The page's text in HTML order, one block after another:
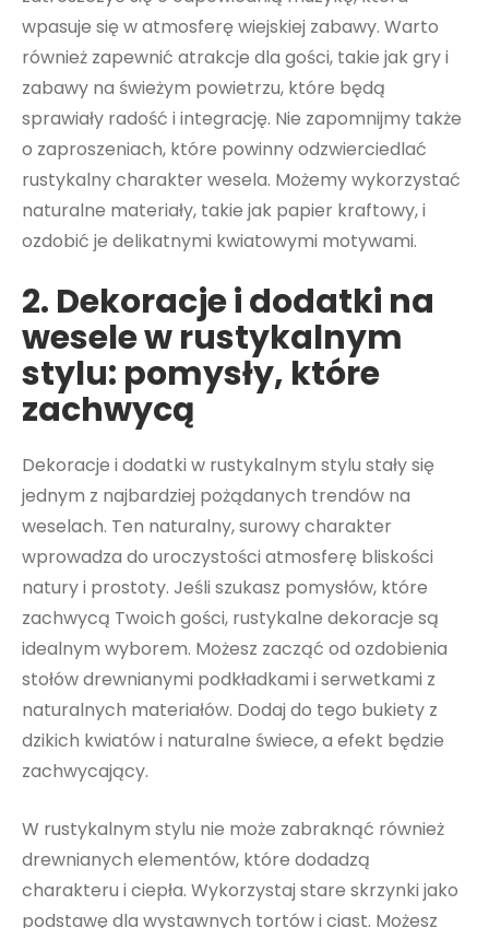
wpasuje się w atmosferę wiejskiej zabawy. Warto
również zapewnić atrakcje dla gości, takie jak gry i
zabawy na świeżym powietrzu, które będą
sprawiały radość i integrację. Nie zapomnijmy także
o zaproszeniach, które powinny odzwierciedlać
rustykalny charakter wesela. Możemy wykorzystać
naturalne materiały, takie jak papier kraftowy, i
ozdobić je delikatnymi kwiatowymi motywami.
2. Dekoracje i dodatki na
wesele w rustykalnym
stylu: pomysły, które
zachwycą
Dekoracje i dodatki w rustykalnym stylu stały się
jednym z najbardziej pożądanych trendów na
weselach. Ten naturalny, surowy charakter
wprowadza do uroczystości atmosferę bliskości
natury i prostoty. Jeśli szukasz pomysłów, które
zachwycą Twoich gości, rustykalne dekoracje są
idealnym wyborem. Możesz zacząć od ozdobienia
stołów drewnianymi podkładkami i serwetkami z
naturalnych materiałów. Dodaj do tego bukiety z
dzikich kwiatów i naturalne świece, a efekt będzie
zachwycający.
W rustykalnym stylu nie może zabraknąć również
drewnianych elementów, które dodadzą
charakteru i ciepła. Wykorzystaj stare skrzynki jako
podstawę dla wystawnych tortów i ciast. Możesz